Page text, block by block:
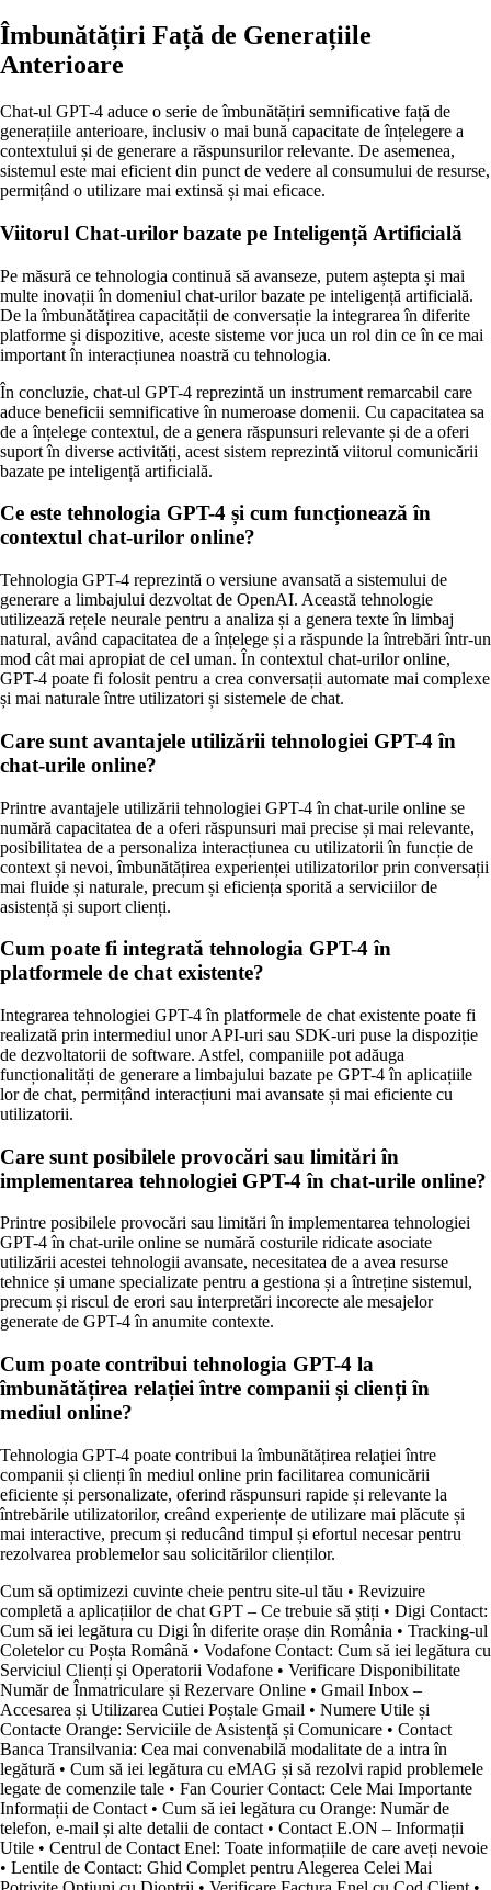
Îmbunătățiri Față de Generațiile
Anterioare
Chat-ul GPT-4 aduce o serie de îmbunătățiri semnificative față de
generațiile anterioare, inclusiv o mai bună capacitate de înțelegere a
contextului și de generare a răspunsurilor relevante. De asemenea,
sistemul este mai eficient din punct de vedere al consumului de resurse,
permițând o utilizare mai extinsă și mai eficace.
Viitorul Chat-urilor bazate pe Inteligență Artificială
Pe măsură ce tehnologia continuă să avanseze, putem aștepta și mai
multe inovații în domeniul chat-urilor bazate pe inteligență artificială.
De la îmbunătățirea capacității de conversație la integrarea în diferite
platforme și dispozitive, aceste sisteme vor juca un rol din ce în ce mai
important în interacțiunea noastră cu tehnologia.
În concluzie, chat-ul GPT-4 reprezintă un instrument remarcabil care
aduce beneficii semnificative în numeroase domenii. Cu capacitatea sa
de a înțelege contextul, de a genera răspunsuri relevante și de a oferi
suport în diverse activități, acest sistem reprezintă viitorul comunicării
bazate pe inteligență artificială.
Ce este tehnologia GPT-4 și cum funcționează în
contextul chat-urilor online?
Tehnologia GPT-4 reprezintă o versiune avansată a sistemului de
generare a limbajului dezvoltat de OpenAI. Această tehnologie
utilizează rețele neurale pentru a analiza și a genera texte în limbaj
natural, având capacitatea de a înțelege și a răspunde la întrebări într-un
mod cât mai apropiat de cel uman. În contextul chat-urilor online,
GPT-4 poate fi folosit pentru a crea conversații automate mai complexe
și mai naturale între utilizatori și sistemele de chat.
Care sunt avantajele utilizării tehnologiei GPT-4 în
chat-urile online?
Printre avantajele utilizării tehnologiei GPT-4 în chat-urile online se
numără capacitatea de a oferi răspunsuri mai precise și mai relevante,
posibilitatea de a personaliza interacțiunea cu utilizatorii în funcție de
context și nevoi, îmbunătățirea experienței utilizatorilor prin conversații
mai fluide și naturale, precum și eficiența sporită a serviciilor de
asistență și suport clienți.
Cum poate fi integrată tehnologia GPT-4 în
platformele de chat existente?
Integrarea tehnologiei GPT-4 în platformele de chat existente poate fi
realizată prin intermediul unor API-uri sau SDK-uri puse la dispoziție
de dezvoltatorii de software. Astfel, companiile pot adăuga
funcționalități de generare a limbajului bazate pe GPT-4 în aplicațiile
lor de chat, permițând interacțiuni mai avansate și mai eficiente cu
utilizatorii.
Care sunt posibilele provocări sau limitări în
implementarea tehnologiei GPT-4 în chat-urile online?
Printre posibilele provocări sau limitări în implementarea tehnologiei
GPT-4 în chat-urile online se numără costurile ridicate asociate
utilizării acestei tehnologii avansate, necesitatea de a avea resurse
tehnice și umane specializate pentru a gestiona și a întreține sistemul,
precum și riscul de erori sau interpretări incorecte ale mesajelor
generate de GPT-4 în anumite contexte.
Cum poate contribui tehnologia GPT-4 la
îmbunătățirea relației între companii și clienți în
mediul online?
Tehnologia GPT-4 poate contribui la îmbunătățirea relației între
companii și clienți în mediul online prin facilitarea comunicării
eficiente și personalizate, oferind răspunsuri rapide și relevante la
întrebările utilizatorilor, creând experiențe de utilizare mai plăcute și
mai interactive, precum și reducând timpul și efortul necesar pentru
rezolvarea problemelor sau solicitărilor clienților.
Cum să optimizezi cuvinte cheie pentru site-ul tău • Revizuire
completă a aplicațiilor de chat GPT – Ce trebuie să știți • Digi Contact:
Cum să iei legătura cu Digi în diferite orașe din România • Tracking-ul
Coletelor cu Poșta Română • Vodafone Contact: Cum să iei legătura cu
Serviciul Clienți și Operatorii Vodafone • Verificare Disponibilitate
Număr de Înmatriculare și Rezervare Online • Gmail Inbox –
Accesarea și Utilizarea Cutiei Poștale Gmail • Numere Utile și
Contacte Orange: Serviciile de Asistență și Comunicare • Contact
Banca Transilvania: Cea mai convenabilă modalitate de a intra în
legătură • Cum să iei legătura cu eMAG și să rezolvi rapid problemele
legate de comenzile tale • Fan Courier Contact: Cele Mai Importante
Informații de Contact • Cum să iei legătura cu Orange: Număr de
telefon, e-mail și alte detalii de contact • Contact E.ON – Informații
Utile • Centrul de Contact Enel: Toate informațiile de care aveți nevoie
• Lentile de Contact: Ghid Complet pentru Alegerea Celei Mai